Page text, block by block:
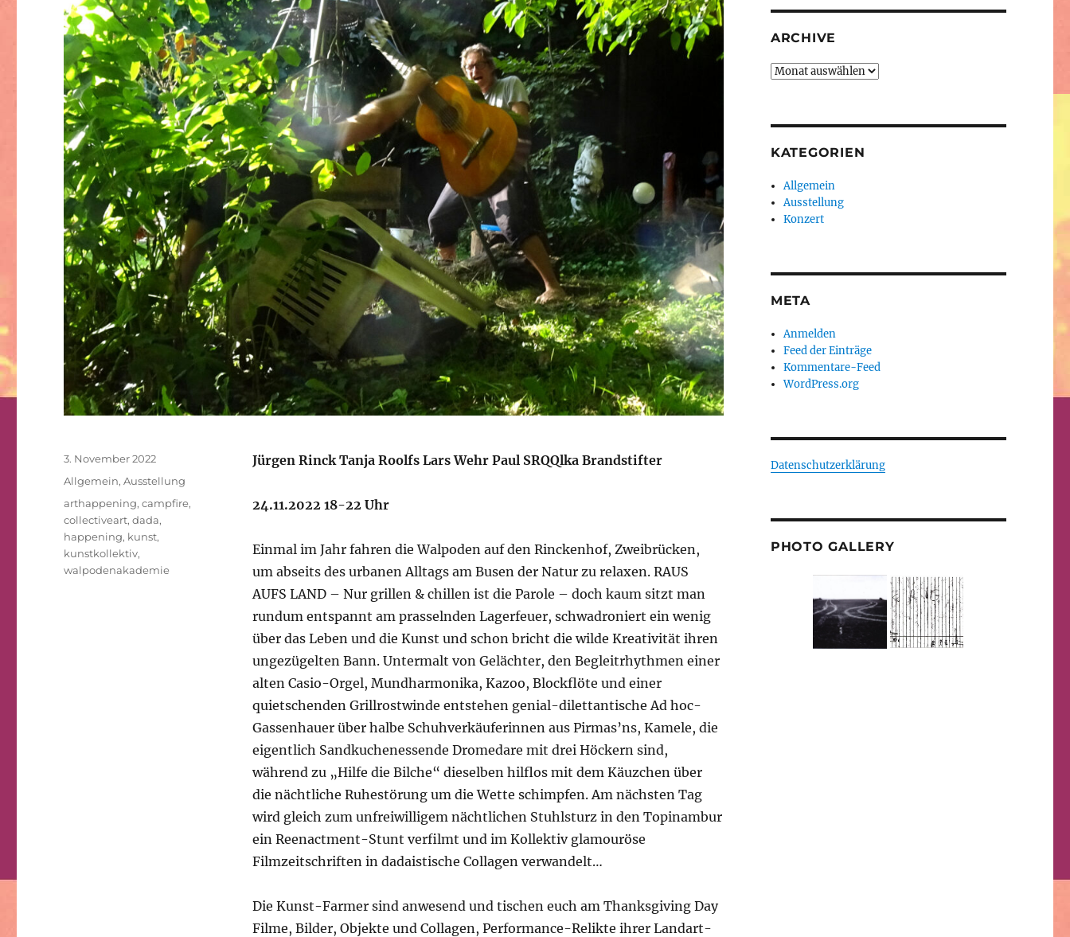
Jürgen Rinck Tanja Roolfs Lars Wehr Paul SRQQlka Brandstifter
24.11.2022 18-22 Uhr
Einmal im Jahr fahren die Walpoden auf den Rinckenhof, Zweibrücken,
um abseits des urbanen Alltags am Busen der Natur zu relaxen. RAUS
AUFS LAND – Nur grillen & chillen ist die Parole – doch kaum sitzt man
rundum entspannt am prasselnden Lagerfeuer, schwadroniert ein wenig
über das Leben und die Kunst und schon bricht die wilde Kreativität ihren
ungezügelten Bann. Untermalt von Gelächter, den Begleitrhythmen einer
alten Casio-Orgel, Mundharmonika, Kazoo, Blockflöte und einer
quietschenden Grillrostwinde entstehen genial-dilettantische Ad hoc-
Gassenhauer über halbe Schuhverkäuferinnen aus Pirmas’ns, Kamele, die
eigentlich Sandkuchenessende Dromedare mit drei Höckern sind,
während zu „Hilfe die Bilche“ dieselben hilflos mit dem Käuzchen über
die nächtliche Ruhestörung um die Wette schimpfen. Am nächsten Tag
wird gleich zum unfreiwilligem nächtlichen Stuhlsturz in den Topinambur
ein Reenactment-Stunt verfilmt und im Kollektiv glamouröse
Filmzeitschriften in dadaistische Collagen verwandelt…
Die Kunst-Farmer sind anwesend und tischen euch am Thanksgiving Day
Filme, Bilder, Objekte und Collagen, Performance-Relikte ihrer Landart-
Veröffentlicht
am
3. November 2022
Kategorien
Allgemein,Ausstellung
Schlagwörter
arthappening,campfire,
collectiveart,dada,
happening, kunst,
kunstkollektiv,
walpodenakademie
ARCHIVE
Archive
KATEGORIEN
Allgemein
Ausstellung
Konzert
META
Anmelden
Feed der Einträge
Kommentare-Feed
WordPress.org
Datenschutzerklärung
PHOTO GALLERY